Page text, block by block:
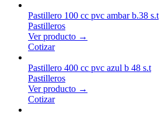
Pastillero 100 cc pvc ambar b.38 s.t
Pastilleros
Ver producto →
Cotizar
Pastillero 400 cc pvc azul b 48 s.t
Pastilleros
Ver producto →
Cotizar